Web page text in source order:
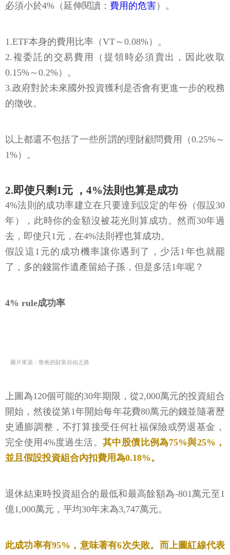
必須小於4%（延伸閱讀： 費用的危害）。
1.ETF本身的費用比率（VT～0.08%）。
2.複委託的交易費用（提領時必須賣出，因此收取
0.15%～0.2%）。
3.政府對於未來國外投資獲利是否會有更進一步的稅務
的徵收。
以上都還不包括了一些所謂的理財顧問費用（0.25%～
1%）。
2.即使只剩1元 ，4%法則也算是成功
4%法則的成功率建立在只要達到設定的年份（假設30
年），此時你的金額沒被花光則算成功。然而30年過
去，即使只1元，在4%法則裡也算成功。
假設這1元的成功機率讓你遇到了，少活1年也就罷
了，多的錢當作遺產留給子孫，但是多活1年呢？
4% rule成功率
圖片來源：魯爸的財富自由之路
上圖為120個可能的30年期限，從2,000萬元的投資組合
開始，然後從第1年開始每年花費80萬元的錢並隨著歷
史通膨調整，不打算接受任何社福保險或勞退基金，
完全使用4%度過生活。 其中股債比例為75%與25%，
並且假設投資組合內扣費用為0.18%。
退休結束時投資組合的最低和最高餘額為-801萬元至1
億1,000萬元，平均30年末為3,747萬元。
此成功率有95%，意味著有6次失敗。而上圖紅線代表